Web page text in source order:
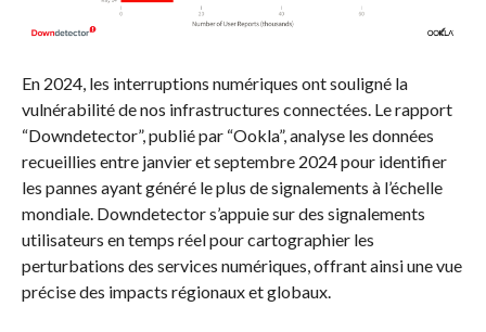
En 2024, les interruptions numériques ont souligné la
vulnérabilité de nos infrastructures connectées. Le rapport
“Downdetector”, publié par “Ookla”, analyse les données
recueillies entre janvier et septembre 2024 pour identifier
les pannes ayant généré le plus de signalements à l’échelle
mondiale. Downdetector s’appuie sur des signalements
utilisateurs en temps réel pour cartographier les
perturbations des services numériques, offrant ainsi une vue
précise des impacts régionaux et globaux.